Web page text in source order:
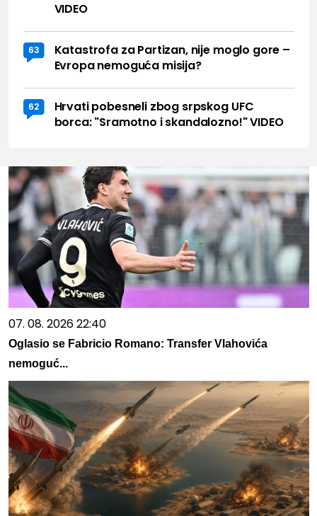
VIDEO
63
Katastrofa za Partizan, nije moglo gore –
Evropa nemoguća misija?
62
Hrvati pobesneli zbog srpskog UFC
borca: "Sramotno i skandalozno!" VIDEO
07. 08. 2026 22:40
Oglasio se Fabricio Romano: Transfer Vlahovića
nemoguć...